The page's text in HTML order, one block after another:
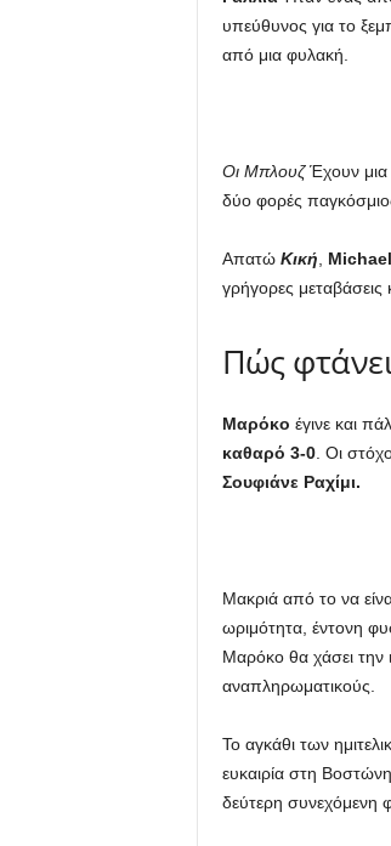
υπεύθυνος για το
από μια φυλακή.
Οι ΜπλουζΈχουν μια
δύο φορές παγκόσμιος
Απατώ Κική
γρήγορες μεταβάσεις
Πώς
Μαρόκο έγινε και
καθαρό 3-0. Οι
Σουφιάνε Ραχίμι.
Μακριά από το να
ωριμότητα, έντονη
Μαρόκο θα χάσει την
αναπληρωματικούς.
Το αγκάθι των
ευκαιρία στη
δεύτερη συνεχόμενη